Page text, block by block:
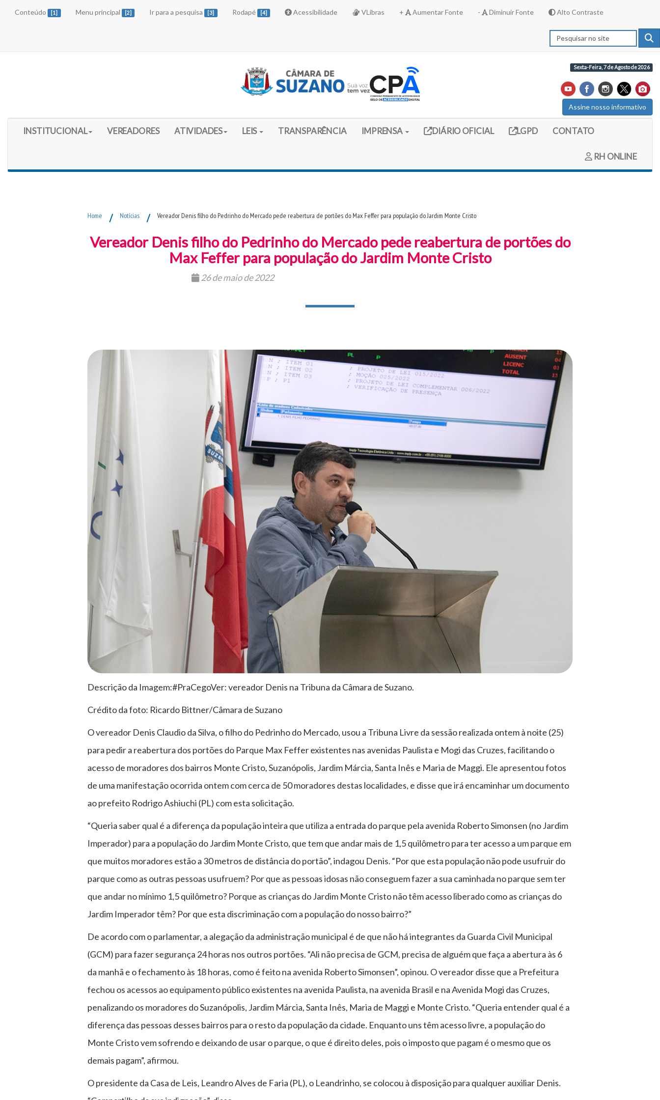
Conteúdo [1] Menu principal [2] Ir para a pesquisa [3] Rodapé [4] Acessibilidade VLibras + Aumentar Fonte - Diminuir Fonte Alto Contraste
Sexta-Feira, 7 de Agosto de 2026
Assine nosso informativo
Início do Menu Principal
INSTITUCIONAL VEREADORES ATIVIDADES LEIS TRANSPARÊNCIA IMPRENSA Link externo (site do diario oficial do legislativo)
DIÁRIO OFICIAL Link externo (site com informações LGPD)
LGPD CONTATO
RH ONLINE
Home / Notícias / Vereador Denis filho do Pedrinho do Mercado pede reabertura de portões do Max Feffer para população do Jardim Monte Cristo
Vereador Denis filho do Pedrinho do Mercado pede reabertura de portões do
Max Feffer para população do Jardim Monte Cristo
26 de maio de 2022
Descrição da Imagem:#PraCegoVer: vereador Denis na Tribuna da Câmara de Suzano.
Crédito da foto: Ricardo Bittner/Câmara de Suzano
O vereador Denis Claudio da Silva, o filho do Pedrinho do Mercado, usou a Tribuna Livre da sessão realizada ontem à noite (25)
para pedir a reabertura dos portões do Parque Max Feffer existentes nas avenidas Paulista e Mogi das Cruzes, facilitando o
acesso de moradores dos bairros Monte Cristo, Suzanópolis, Jardim Márcia, Santa Inês e Maria de Maggi. Ele apresentou fotos
de uma manifestação ocorrida ontem com cerca de 50 moradores destas localidades, e disse que irá encaminhar um documento
ao prefeito Rodrigo Ashiuchi (PL) com esta solicitação.
“Queria saber qual é a diferença da população inteira que utiliza a entrada do parque pela avenida Roberto Simonsen (no Jardim
Imperador) para a população do Jardim Monte Cristo, que tem que andar mais de 1,5 quilômetro para ter acesso a um parque em
que muitos moradores estão a 30 metros de distância do portão”, indagou Denis. “Por que esta população não pode usufruir do
parque como as outras pessoas usufruem? Por que as pessoas idosas não conseguem fazer a sua caminhada no parque sem ter
que andar no mínimo 1,5 quilômetro? Porque as crianças do Jardim Monte Cristo não têm acesso liberado como as crianças do
Jardim Imperador têm? Por que esta discriminação com a população do nosso bairro?”
De acordo com o parlamentar, a alegação da administração municipal é de que não há integrantes da Guarda Civil Municipal
(GCM) para fazer segurança 24 horas nos outros portões. “Ali não precisa de GCM, precisa de alguém que faça a abertura às 6
da manhã e o fechamento às 18 horas, como é feito na avenida Roberto Simonsen”, opinou. O vereador disse que a Prefeitura
fechou os acessos ao equipamento público existentes na avenida Paulista, na avenida Brasil e na Avenida Mogi das Cruzes,
penalizando os moradores do Suzanópolis, Jardim Márcia, Santa Inês, Maria de Maggi e Monte Cristo. “Queria entender qual é a
diferença das pessoas desses bairros para o resto da população da cidade. Enquanto uns têm acesso livre, a população do
Monte Cristo vem sofrendo e deixando de usar o parque, o que é direito deles, pois o imposto que pagam é o mesmo que os
demais pagam”, afirmou.
O presidente da Casa de Leis, Leandro Alves de Faria (PL), o Leandrinho, se colocou à disposição para qualquer auxiliar Denis.